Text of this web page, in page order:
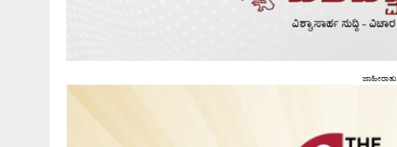
ಜಾಹೀರಾತು